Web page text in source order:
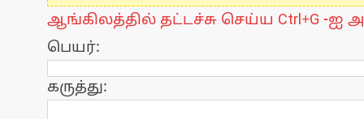
ஆங்கிலத்தில் தட்டச்சு செய்ய Ctrl+G -ஐ
பெயர்:
கருத்து: